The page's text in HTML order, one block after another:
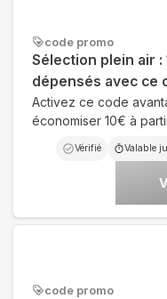
code promo
Sélection plein air
dépensés avec ce
Activez ce code
économiser 10€ à
Vérifié Valable
code promo